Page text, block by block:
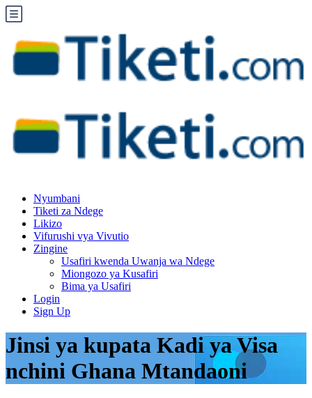
Nyumbani
Tiketi za Ndege
Likizo
Vifurushi vya Vivutio
Zingine
Usafiri kwenda Uwanja wa Ndege
Miongozo ya Kusafiri
Bima ya Usafiri
Login
Sign Up
Jinsi ya kupata Kadi ya Visa
nchini Ghana Mtandaoni